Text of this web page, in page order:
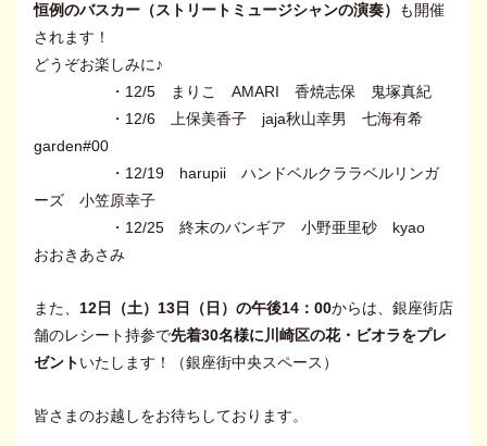
恒例のバスカー（ストリートミュージシャンの演奏）
も開催
されます！
どうぞお楽しみに♪
・12/5 まりこ AMARI 香焼志保 鬼塚真紀
・12/6 上保美香子 jaja秋山幸男 七海有希
garden#00
・12/19 harupii ハンドベルクララベルリンガ
ーズ 小笠原幸子
・12/25 終末のバンギア 小野亜里砂 kyao
おおきあさみ
また、 12日（土）13日（日）の午後14：00からは、銀座街店
舗のレシート持参で先着30名様に川崎区の花・ビオラをプレ
ゼントいたします！（銀座街中央スペース）
皆さまのお越しをお待ちしております。